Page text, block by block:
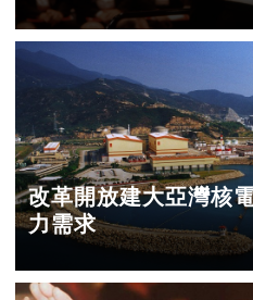
改革開放建大亞灣核
力需求